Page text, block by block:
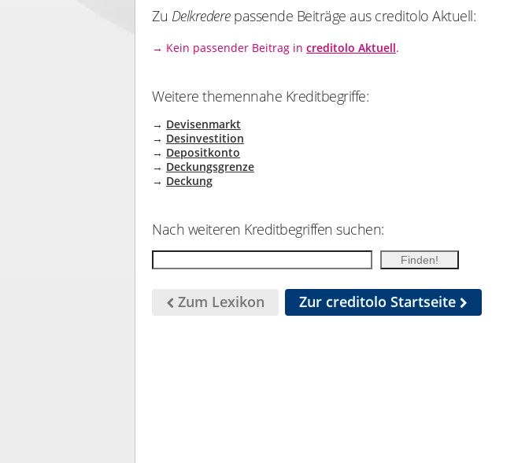
Zu Delkrederepassende Beiträge aus creditolo Aktuell:
→ Kein passender Beitrag in creditolo Aktuell.
Weitere themennahe Kreditbegriffe:
→ Devisenmarkt
→ Desinvestition
→ Depositkonto
→ Deckungsgrenze
→ Deckung
Nach weiteren Kreditbegriffen suchen:
Zum Lexikon Zur creditolo Startseite